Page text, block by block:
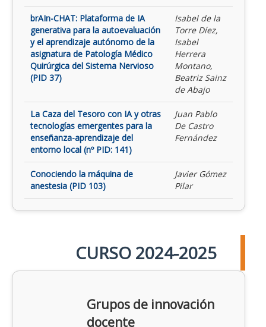
brAIn-CHAT: Plataforma de IA
generativa para la autoevaluación
y el aprendizaje autónomo de la
asignatura de Patología Médico
Quirúrgica del Sistema Nervioso
(PID 37)
Isabel de la
Torre Díez,
Isabel
Herrera
Montano,
Beatriz Sainz
de Abajo
La Caza del Tesoro con IA y otras
tecnologías emergentes para la
enseñanza-aprendizaje del
entorno local (nº PID: 141)
Juan Pablo
De Castro
Fernández
Conociendo la máquina de
anestesia (PID 103)
Javier Gómez
Pilar
CURSO 2024-2025
Grupos de innovación
docente